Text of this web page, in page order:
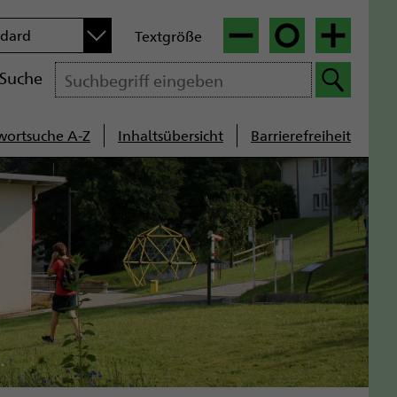
Textgröße
Suche
A-Z Inhaltsübersicht Barrierefreiheit